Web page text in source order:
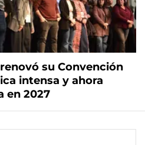
su Convención
intensa y ahora
en 2027